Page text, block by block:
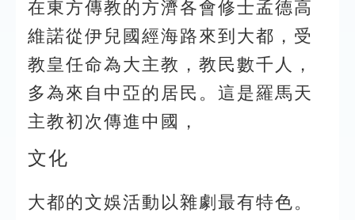
在東方傳教的方濟各會修士孟德高
維諾從伊兒國經海路來到大都，受
教皇任命為大主教，教民數千人，
多為來自中亞的居民。這是羅馬天
主教初次傳進中國，
文化
大都的文娛活動以雜劇最有特色。